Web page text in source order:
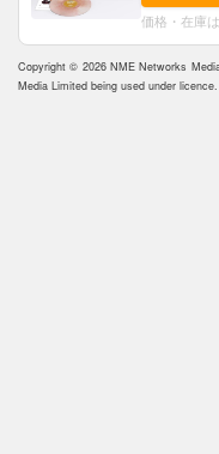
価格・在庫
Copyright © 2026 NME Networks
Media Limited being used under licence.